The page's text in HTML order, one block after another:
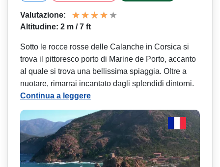
Valutazione:
Altitudine: 2 m / 7 ft
Sotto le rocce rosse delle Calanche in Corsica si
trova il pittoresco porto di Marine de Porto, accanto
al quale si trova una bellissima spiaggia. Oltre a
nuotare, rimarrai incantato dagli splendidi dintorni.
Continua a leggere